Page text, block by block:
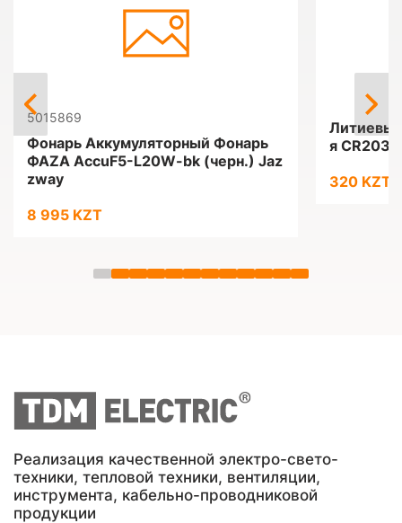
5015869
Фонарь Аккумуляторный Фонарь
ФАZА AccuF5-L20W-bk (черн.) Jaz
zway
8 995 KZT
я
320 KZT
Реализация качественной электро-свето-
техники, тепловой техники, вентиляции,
инструмента, кабельно-проводниковой
продукции